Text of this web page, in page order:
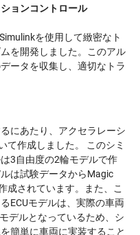
ョンコントロール
を使用して緻密なト
を開発しました。このアル
ータを収集し、適切なトラ
にあたり、アクセラレーシ
て作成しました。 このシミ
3自由度の2輪モデルで作
は試験データからMagic
成されています。また、こ
ECUモデルは、実際の車両
デルとなっているため、シ
簡単に車両に実装すること